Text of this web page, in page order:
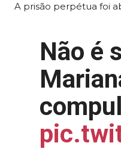
A prisão perpétua foi
Não é